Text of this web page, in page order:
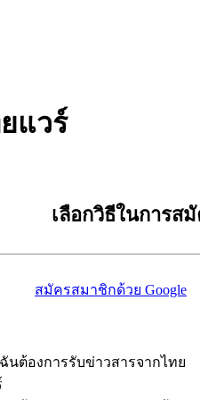
แวร์
เลือกวิธีในการส
สมัครสมาชิกด้วย Google
ฉันต้องการรับข่าวสารจากไทย